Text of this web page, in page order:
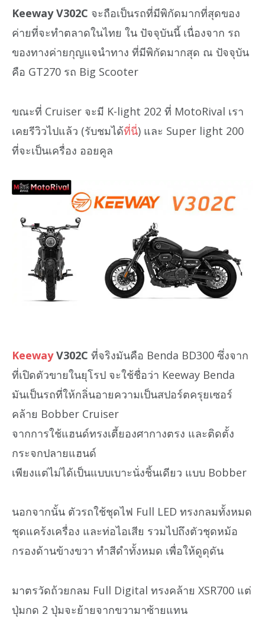
Keeway V302C จะถือเป็นรถที่มีพิกัดมากที่สุดของ
ค่ายที่จะทำตลาดในไทย ใน ปัจจุบันนี้ เนื่องจาก รถ
ของทางค่ายกุญแจนำทาง ที่มีพิกัดมากสุด ณ ปัจจุบัน
คือ GT270 รถ Big Scooter
ขณะที่ Cruiser จะมี K-light 202 ที่ MotoRival เรา
เคยรีวิวไปแล้ว (รับชมได้ที่นี่) และ Super light 200
ที่จะเป็นเครื่อง ออยคูล
KeewayV302C ที่จริงมันคือ Benda BD300 ซึ่งจาก
ที่เปิดตัวขายในยุโรป จะใช้ชื่อว่า Keeway Benda
มันเป็นรถที่ให้กลิ่นอายความเป็นสปอร์ตครุยเซอร์
คล้าย Bobber Cruiser
จากการใช้แฮนด์ทรงเตี้ยองศากางตรง และติดตั้ง
กระจกปลายแฮนด์
เพียงแต่ไม่ได้เป็นแบบเบาะนั่งชิ้นเดียว แบบ Bobber
นอกจากนั้น ตัวรถใช้ชุดไฟ Full LED ทรงกลมทั้งหมด
ชุดแคร้งเครื่อง และท่อไอเสีย รวมไปถึงตัวชุดหม้อ
กรองด้านข้างขวา ทำสีดำทั้งหมด เพื่อให้ดูดุดัน
มาตรวัดถ้วยกลม Full Digital ทรงคล้าย XSR700 แต่
ปุ่มกด 2 ปุ่มจะย้ายจากขวามาซ้ายแทน